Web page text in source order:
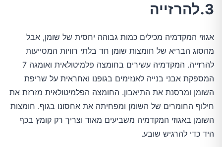
3.להרזייה
אגוזי המקדמיה מכילים כמות גבוהה יחסית של שומן, אבל
מהסוג הבריא של חומצות שומן חד בלתי רוויות המסייעות
להרזייה. המקדמיה עשירים בחומצה פלמיטולאית ואומגה 7
המספקת אבני בנייה לאנזימים בגופנו ואחראית על שריפת
השומן ומרסנת את התיאבון. החומצה הפלמיטולאית מזרזת את
חילוף החומרים של השומן ומפחיתה את אחסונו בגוף. חומצות
השומן באגוזי המקדמיה משביעים מאוד וצריך רק קומץ בכף
היד כדי להרגיש שובע.